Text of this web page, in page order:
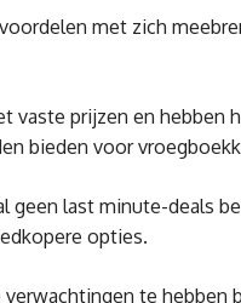
met zich
vaste prijzen en
bieden voor
last minute-deals
opties.
te